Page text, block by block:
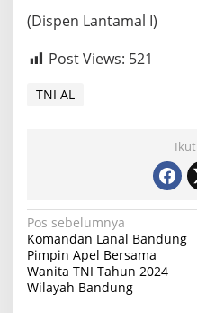
o
a
a
K
e
(Dispen Lantamal I)
Post Views: 521
TNI AL
N
a
v
Pos sebelumnya
Komandan Lanal Bandung
Pimpin Apel Bersama
Wanita TNI Tahun 2024
Wilayah Bandung